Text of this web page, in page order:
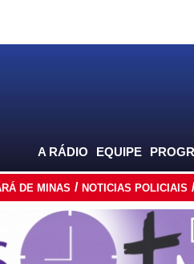
A RÁDIO EQUIPE
DE MINAS NOTICIAS POLICIAIS